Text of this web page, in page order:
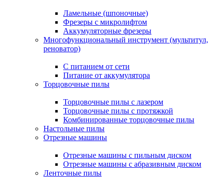
Ламельные (шпоночные)
Фрезеры с микролифтом
Аккумуляторные фрезеры
Многофункциональный инструмент (мультитул,
реноватор)
С питанием от сети
Питание от аккумулятора
Торцовочные пилы
Торцовочные пилы с лазером
Торцовочные пилы с протяжкой
Комбинированные торцовочные пилы
Настольные пилы
Отрезные машины
Отрезные машины с пильным диском
Отрезные машины с абразивным диском
Ленточные пилы